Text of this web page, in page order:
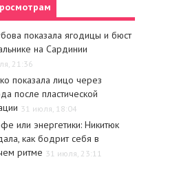
показала ягодицы и бюст
на Сардинии
21:36
показала лицо через
после пластической
31 июля, 18:04
или энергетики: Никитюк
как бодрит себя в
ритме 31 июля, 23:11